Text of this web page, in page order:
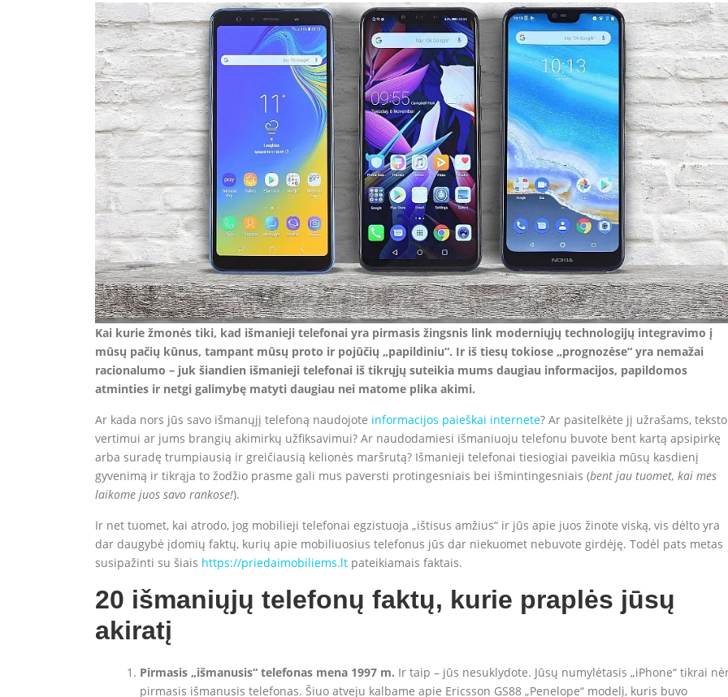
Kai kurie žmonės tiki, kad išmanieji telefonai yra pirmasis žingsnis link moderniųjų technologijų integravimo į
mūsų pačių kūnus, tampant mūsų proto ir pojūčių „papildiniu“. Ir iš tiesų tokiose „prognozėse“ yra nemažai
racionalumo – juk šiandien išmanieji telefonai iš tikrųjų suteikia mums daugiau informacijos, papildomos
atminties ir netgi galimybę matyti daugiau nei matome plika akimi.
Ar kada nors jūs savo išmanųjį telefoną naudojote informacijos paieškai internete? Ar pasitelkėte jį užrašams, teksto
vertimui ar jums brangių akimirkų užfiksavimui? Ar naudodamiesi išmaniuoju telefonu buvote bent kartą apsipirkę
arba suradę trumpiausią ir greičiausią kelionės maršrutą? Išmanieji telefonai tiesiogiai paveikia mūsų kasdienį
gyvenimą ir tikrąja to žodžio prasme gali mus paversti protingesniais bei išmintingesniais (bent jau tuomet, kai mes
laikome juos savo rankose!).
Ir net tuomet, kai atrodo, jog mobilieji telefonai egzistuoja „ištisus amžius“ ir jūs apie juos žinote viską, vis dėlto yra
dar daugybė įdomių faktų, kurių apie mobiliuosius telefonus jūs dar niekuomet nebuvote girdėję. Todėl pats metas
susipažinti su šiais https://priedaimobiliems.lt pateikiamais faktais.
20 išmaniųjų telefonų faktų, kurie praplės jūsų
akiratį
Pirmasis „išmanusis“ telefonas mena 1997 m. Ir taip – jūs nesuklydote. Jūsų numylėtasis „iPhone“ tikrai
pirmasis išmanusis telefonas. Šiuo atveju kalbame apie Ericsson GS88 „Penelope“ modelį, kuris buvo